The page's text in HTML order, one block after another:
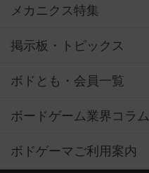
メカニクス特集
掲示板・トピックス
ボドとも・会員一覧
ボードゲーム業界コラム
ボドゲーマご利用案内